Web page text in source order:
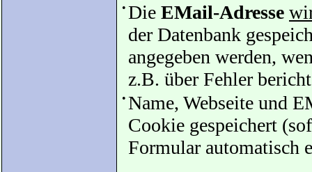
• Die EMail-Adresse
der Datenbank
angegeben werden,
z.B. über Fehler
• Name, Webseite und
Cookie gespeichert
Formular automatisch